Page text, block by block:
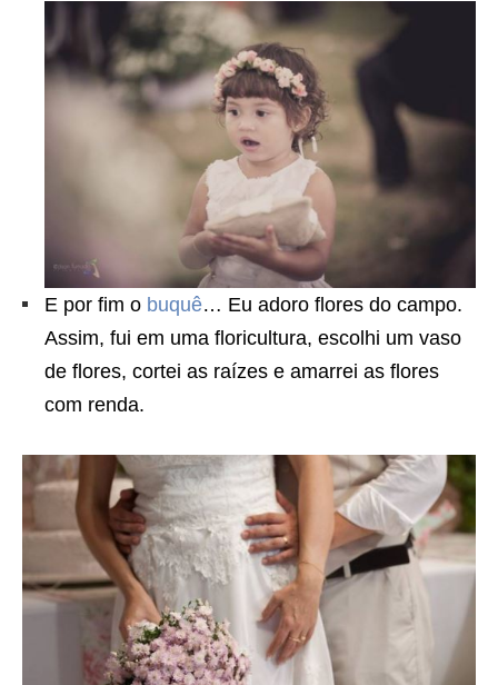
E por fim o buquê… Eu adoro flores do campo.
Assim, fui em uma floricultura, escolhi um vaso
de flores, cortei as raízes e amarrei as flores
com renda.